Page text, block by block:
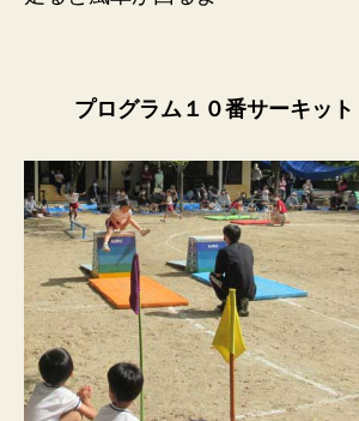
プログラム１０番サーキット